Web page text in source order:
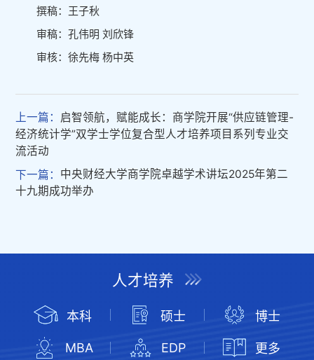
撰稿：王子秋
审稿：孔伟明 刘欣锋
审核：徐先梅 杨中英
上一篇： 启智领航，赋能成长：商学院开展“供应链管理-
经济统计学”双学士学位复合型人才培养项目系列专业交
流活动
下一篇： 中央财经大学商学院卓越学术讲坛2025年第二
十九期成功举办
人才培养
本科 硕士 博士
MBA EDP 更多